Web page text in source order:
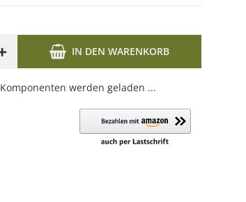
IN DEN WARENKORB
Komponenten werden geladen ...